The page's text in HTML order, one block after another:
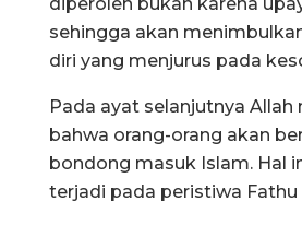
sehingga akan
diri yang menjurus pada
Pada ayat selanjutnya
bahwa orang-orang akan
bondong masuk Islam. Hal
terjadi pada peristiwa Fathu